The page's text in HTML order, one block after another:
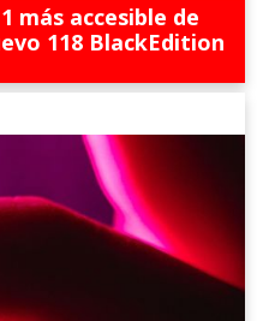
más accesible de
118 BlackEdition